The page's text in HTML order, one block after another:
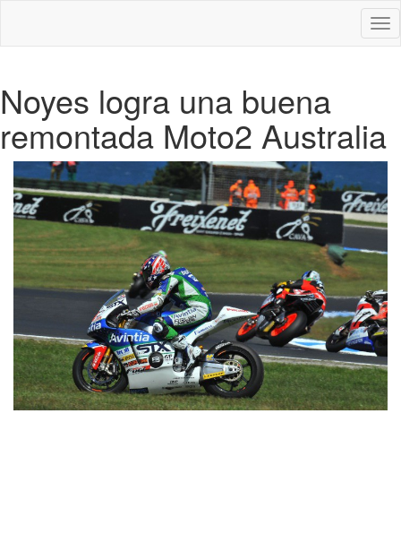
Noyes logra una buena
remontada Moto2 Australia